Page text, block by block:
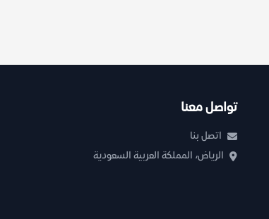
تواصل معنا
اتصل بنا
الرياض، المملكة العربية السعودية